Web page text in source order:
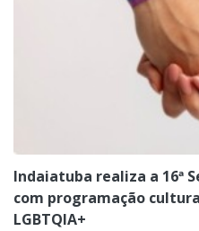
Indaiatuba realiza a 16ª
com programação
LGBTQIA+